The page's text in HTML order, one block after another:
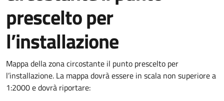
prescelto per
l’installazione
Mappa della zona circostante il punto prescelto per
l’installazione. La mappa dovrà essere in scala non superiore a
1:2000 e dovrà riportare: